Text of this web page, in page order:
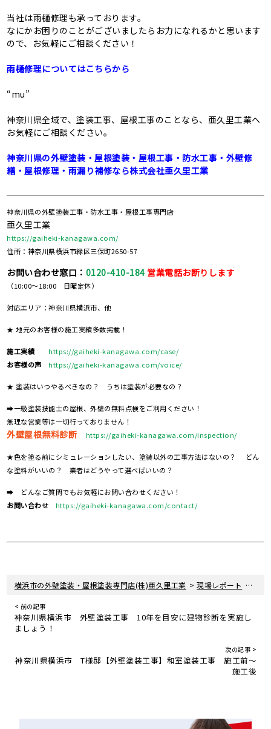
当社は雨樋修理も承っております。
なにかお困りのことがございましたらお力になれるかと思います
ので、お気軽にご相談ください！
雨樋修理についてはこちらから
“mu”
神奈川県全域で、塗装工事、屋根工事のことなら、亜久里工業へ
お気軽にご相談ください。
神奈川県の外壁塗装・屋根塗装・屋根工事・防水工事・外壁修
繕・屋根修理・⾬漏り補修なら株式会社亜久里工業
神奈川県の外壁塗装工事・防水工事・屋根工事専門店
亜久里工業
https://gaiheki-kanagawa.com/
住所：神奈川県横浜市緑区三保町2650-57
お問い合わせ窓口： 0120-410-184 営業電話お断りします
（10:00～18:00 日曜定休）
対応エリア：神奈川県横浜市、他
★ 地元のお客様の施工実績多数掲載！
施工実績
https://gaiheki-kanagawa.com/case/
お客様の声
https://gaiheki-kanagawa.com/voice/
★ 塗装はいつやるべきなの？ うちは塗装が必要なの？
➡一級塗装技能士の屋根、外壁の無料点検をご利用ください！
無理な営業等は一切行っておりません！
外壁屋根無料診断 https://gaiheki-kanagawa.com/inspection/
★色を塗る前にシミュレーションしたい、塗装以外の工事方法はないの？ どん
な塗料がいいの？ 業者はどうやって選べばいいの？
➡ どんなご質問でもお気軽にお問い合わせください！
お問い合わせ
https://gaiheki-kanagawa.com/contact/
横浜市の外壁塗装・屋根塗装専門店(株)亜久里工業 >現場レポート
< 前の記事
神奈川県横浜市 外壁塗装工事 10年を目安に建物診断を実施し
ましょう！
次の記事 >
神奈川県横浜市 T様邸【外壁塗装工事】和室塗装工事 施工前〜
施工後